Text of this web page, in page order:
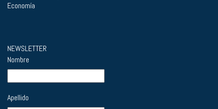
Economía
NEWSLETTER
Nombre
Apellido